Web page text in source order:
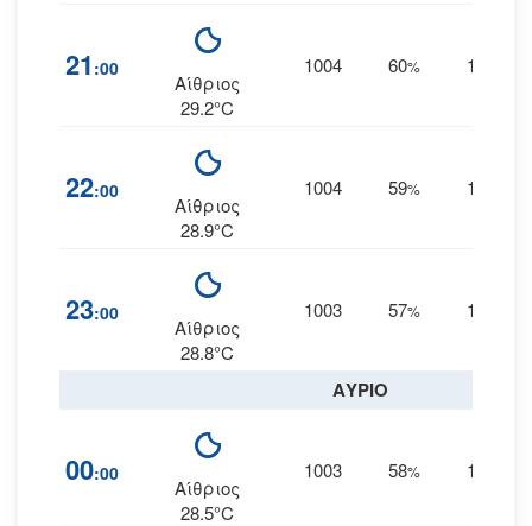
21 :00
Αίθριος
29.2°C
1004 60% 13
22:00
Αίθριος
28.9°C
1004 59% 13
23:00
Αίθριος
28.8°C
1003 57% 14
ΑΥΡΙΟ
00:00
Αίθριος
28.5°C
1003 58% 14